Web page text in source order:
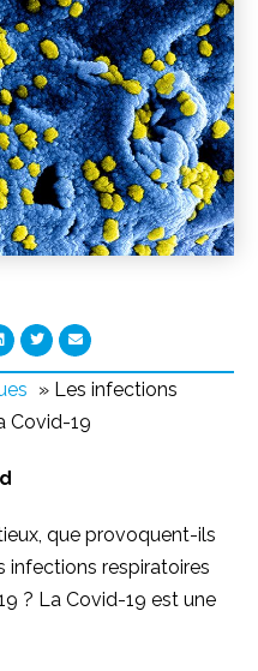
» Les infections
Covid-19
que provoquent-ils
infections respiratoires
? La Covid-19 est une